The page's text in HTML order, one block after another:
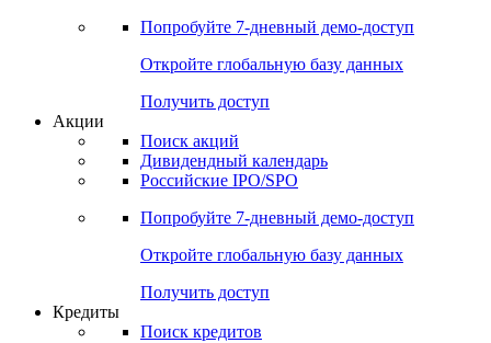
Попробуйте 7-дневный демо-доступ
Откройте глобальную базу данных
Получить доступ
Акции
Поиск акций
Дивидендный календарь
Российские IPO/SPO
Попробуйте 7-дневный демо-доступ
Откройте глобальную базу данных
Получить доступ
Кредиты
Поиск кредитов